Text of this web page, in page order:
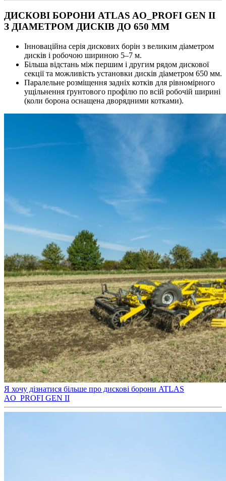
ДИСКОВІ БОРОНИ ATLAS AO_PROFI GEN II
З ДІАМЕТРОМ ДИСКІВ ДО 650 ММ
Інноваційна серія дискових борін з великим діаметром
дисків і робочою шириною 5–7 м.
Більша відстань між першим і другим рядом дискової
секції та можливість установки дисків діаметром 650 мм.
Паралельне розміщення задніх котків для рівномірного
ущільнення ґрунтового профілю по всій робочій ширині
(коли борона оснащена дворядними котками).
Я хочу дізнатися більше про дискові борони ATLAS
AO_PROFI GEN II